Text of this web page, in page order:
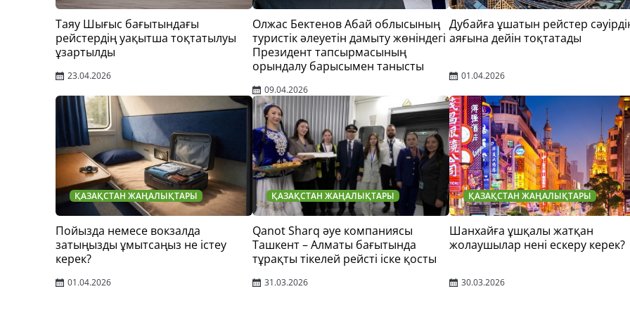
Таяу Шығыс бағытындағы
рейстердің уақытша тоқтатылуы
ұзартылды
23.04.2026
Олжас Бектенов Абай облысының
туристік әлеуетін дамыту жөніндегі
Президент тапсырмасының
орындалу барысымен танысты
09.04.2026
Дубайға ұшатын рейстер
аяғына дейін тоқтатады
01.04.2026
ҚАЗАҚСТАН ЖАҢАЛЫҚТАРЫ
Пойызда немесе вокзалда
затыңызды ұмытсаңыз не істеу
керек?
01.04.2026
ҚАЗАҚСТАН ЖАҢАЛЫҚТАРЫ
Qanot Sharq әуе компаниясы
Ташкент – Алматы бағытында
тұрақты тікелей рейсті іске қосты
31.03.2026
ҚАЗАҚСТАН ЖАҢАЛЫҚТАРЫ
Шанхайға ұшқалы жатқан
жолаушылар нені ескеру керек?
30.03.2026